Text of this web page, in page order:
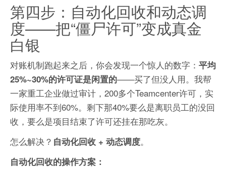
第四步：自动化回收和动态调
度——把“僵尸许可”变成真金
白银
对账机制跑起来之后，你会发现一个惊人的数字： 平均
25%~30%的许可证是闲置的——买了但没人用。我帮
一家重工企业做过审计，200多个Teamcenter许可，实
际使用率不到60%。剩下那40%要么是离职员工的没回
收，要么是项目结束了许可还挂在那吃灰。
怎么解决？ 自动化回收 + 动态调度。
自动化回收的操作方案：